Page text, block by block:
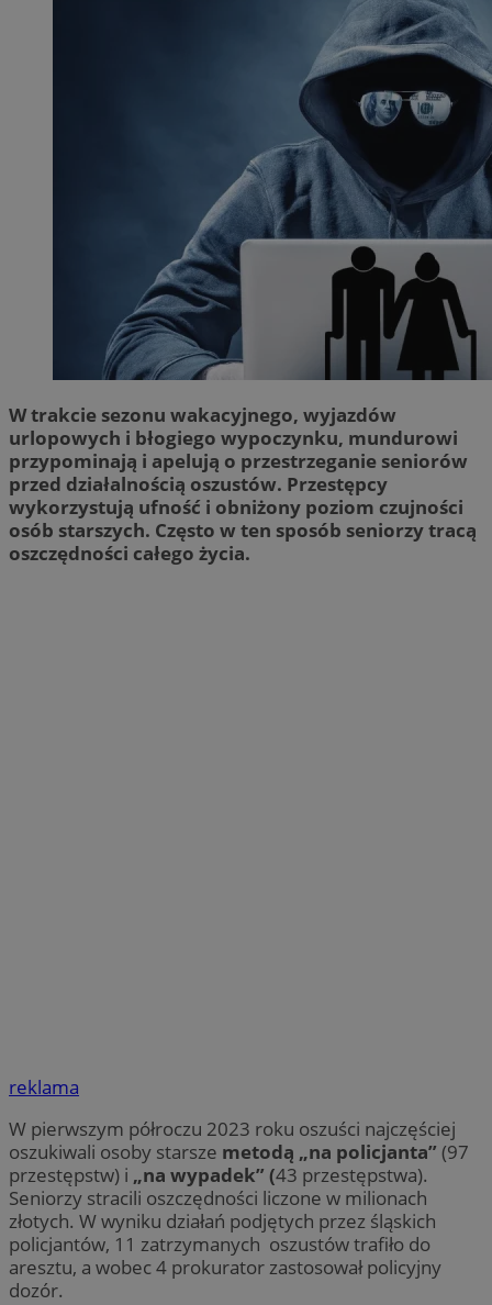
W trakcie sezonu wakacyjnego, wyjazdów
urlopowych i błogiego wypoczynku, mundurowi
przypominają i apelują o przestrzeganie seniorów
przed działalnością oszustów. Przestępcy
wykorzystują ufność i obniżony poziom czujności
osób starszych. Często w ten sposób seniorzy tracą
oszczędności całego życia.
reklama
W pierwszym półroczu 2023 roku oszuści najczęściej
oszukiwali osoby starsze metodą „na policjanta” (97
przestępstw) i „na wypadek” (43 przestępstwa).
Seniorzy stracili oszczędności liczone w milionach
złotych. W wyniku działań podjętych przez śląskich
policjantów, 11 zatrzymanych oszustów trafiło do
aresztu, a wobec 4 prokurator zastosował policyjny
dozór.